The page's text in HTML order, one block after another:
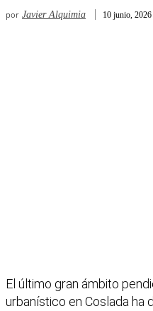
por Javier Alquimia 10 junio, 2026
El último gran ámbito
urbanístico en Coslada ha